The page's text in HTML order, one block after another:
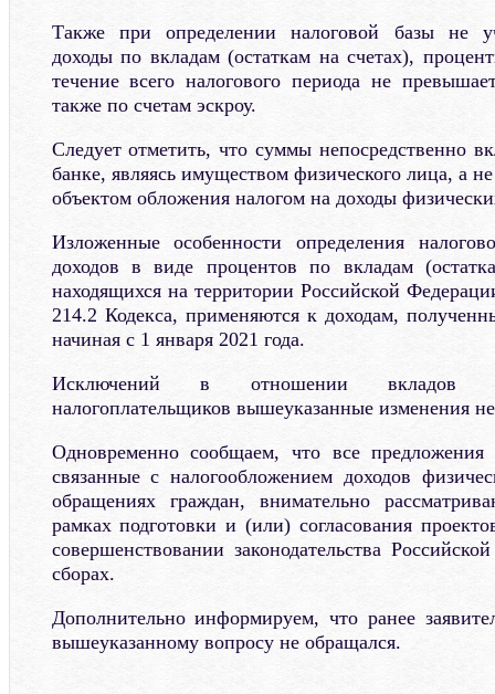
Также при определении налоговой базы не
доходы по вкладам (остаткам на счетах),
течение всего налогового периода не
также по счетам эскроу.
Следует отметить, что суммы непосредственно
банке, являясь имуществом физического лица, а
объектом обложения налогом на доходы
Изложенные особенности определения
доходов в виде процентов по вкладам
находящихся на территории Российской
214.2 Кодекса, применяются к доходам,
начиная с 1 января 2021 года.
Исключений в отношении вкладов
налогоплательщиков вышеуказанные изменения
Одновременно сообщаем, что все
связанные с налогообложением доходов
обращениях граждан, внимательно
рамках подготовки и (или) согласования
совершенствовании законодательства
сборах.
Дополнительно информируем, что ранее
вышеуказанному вопросу не обращался.